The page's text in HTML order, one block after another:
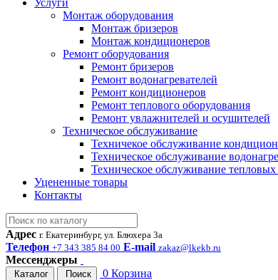
Услуги
Монтаж оборудования
Монтаж бризеров
Монтаж кондиционеров
Ремонт оборудования
Ремонт бризеров
Ремонт водонагревателей
Ремонт кондиционеров
Ремонт теплового оборудования
Ремонт увлажнителей и осушителей
Техническое обслуживание
Техничекое обслуживание
Техническое обслуживание
Техническое обслуживание тепловых
Уцененные товары
Контакты
Адрес г. Екатеринбург, ул. Блюхера 3а
Телефон +7 343 385 84 00 E-mail zakaz@lkekb.ru
Мессенджеры
Каталог Поиск 0 Корзина